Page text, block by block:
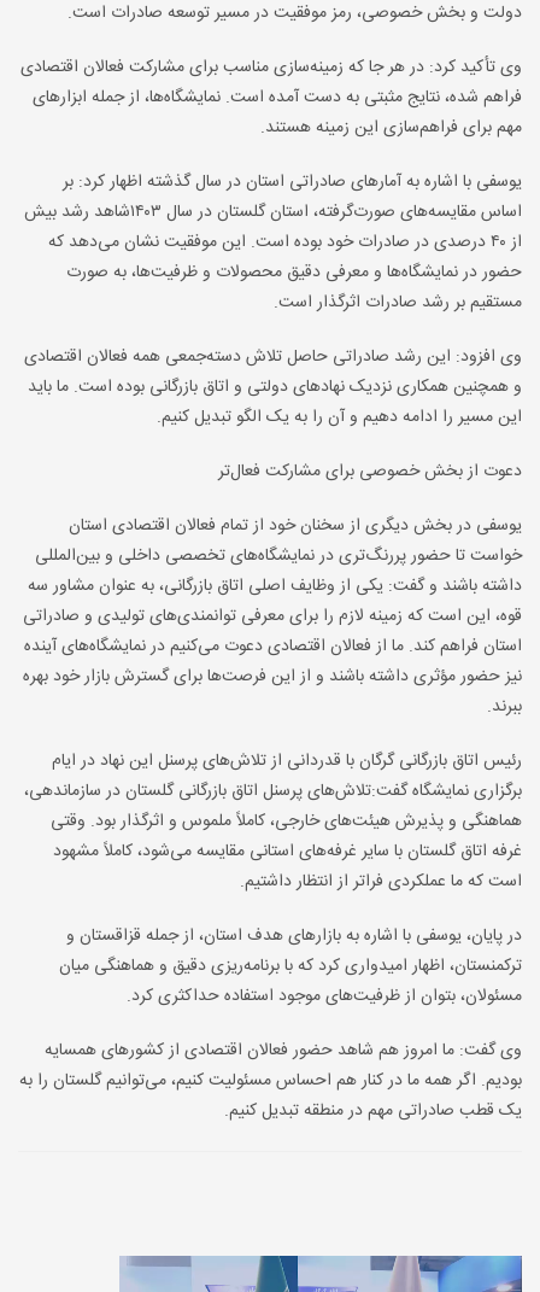
دولت و بخش خصوصی، رمز موفقیت در مسیر توسعه صادرات است.
وی تأکید کرد: در هر جا که زمینه‌سازی مناسب برای مشارکت فعالان اقتصادی
فراهم شده، نتایج مثبتی به دست آمده است. نمایشگاه‌ها، از جمله ابزارهای
مهم برای فراهم‌سازی این زمینه هستند.
یوسفی با اشاره به آمارهای صادراتی استان در سال گذشته اظهار کرد: بر
اساس مقایسه‌های صورت‌گرفته، استان گلستان در سال ۱۴۰۳شاهد رشد بیش
از ۴۰ درصدی در صادرات خود بوده است. این موفقیت نشان می‌دهد که
حضور در نمایشگاه‌ها و معرفی دقیق محصولات و ظرفیت‌ها، به صورت
مستقیم بر رشد صادرات اثرگذار است.
وی افزود: این رشد صادراتی حاصل تلاش دسته‌جمعی همه فعالان اقتصادی
و همچنین همکاری نزدیک نهادهای دولتی و اتاق بازرگانی بوده است. ما باید
این مسیر را ادامه دهیم و آن را به یک الگو تبدیل کنیم.
دعوت از بخش خصوصی برای مشارکت فعال‌تر
یوسفی در بخش دیگری از سخنان خود از تمام فعالان اقتصادی استان
خواست تا حضور پررنگ‌تری در نمایشگاه‌های تخصصی داخلی و بین‌المللی
داشته باشند و گفت: یکی از وظایف اصلی اتاق بازرگانی، به عنوان مشاور سه
قوه، این است که زمینه لازم را برای معرفی توانمندی‌های تولیدی و صادراتی
استان فراهم کند. ما از فعالان اقتصادی دعوت می‌کنیم در نمایشگاه‌های آینده
نیز حضور مؤثری داشته باشند و از این فرصت‌ها برای گسترش بازار خود بهره
ببرند.
رئیس اتاق بازرگانی گرگان با قدردانی از تلاش‌های پرسنل این نهاد در ایام
برگزاری نمایشگاه گفت:تلاش‌های پرسنل اتاق بازرگانی گلستان در سازماندهی،
هماهنگی و پذیرش هیئت‌های خارجی، کاملاً ملموس و اثرگذار بود. وقتی
غرفه اتاق گلستان با سایر غرفه‌های استانی مقایسه می‌شود، کاملاً مشهود
است که ما عملکردی فراتر از انتظار داشتیم.
در پایان، یوسفی با اشاره به بازارهای هدف استان، از جمله قزاقستان و
ترکمنستان، اظهار امیدواری کرد که با برنامه‌ریزی دقیق و هماهنگی میان
مسئولان، بتوان از ظرفیت‌های موجود استفاده حداکثری کرد.
وی گفت: ما امروز هم شاهد حضور فعالان اقتصادی از کشورهای همسایه
بودیم. اگر همه ما در کنار هم احساس مسئولیت کنیم، می‌توانیم گلستان را به
یک قطب صادراتی مهم در منطقه تبدیل کنیم.